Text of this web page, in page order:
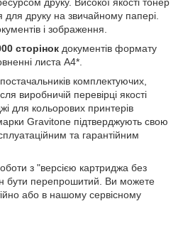
для друку на звичайному папері.
і зображення.
сторінок документів формату
листа А4*.
комплектуючих,
виробничій перевірці якості
для кольорових принтерів
Gravitone підтверджують свою
та гарантійним
з "версією картриджа без
бути перепрошитий. Ви можете
або в нашому сервісному